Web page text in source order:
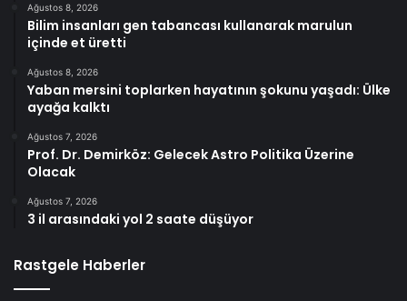
Ağustos 8, 2026
Bilim insanları gen tabancası kullanarak marulun
içinde et üretti
Ağustos 8, 2026
Yaban mersini toplarken hayatının şokunu yaşadı: Ülke
ayağa kalktı
Ağustos 7, 2026
Prof. Dr. Demirköz: Gelecek Astro Politika Üzerine
Olacak
Ağustos 7, 2026
3 il arasındaki yol 2 saate düşüyor
Rastgele Haberler